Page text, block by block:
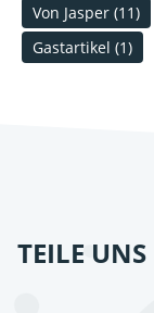
Von Jasper (11)
Gastartikel (1)
TEILE